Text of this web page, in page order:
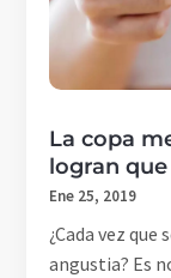
La copa
logran
Ene 25, 2019
¿Cada vez
angustia? Es